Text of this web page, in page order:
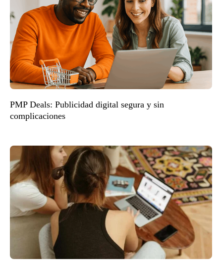
PMP Deals: Publicidad digital segura y sin
complicaciones